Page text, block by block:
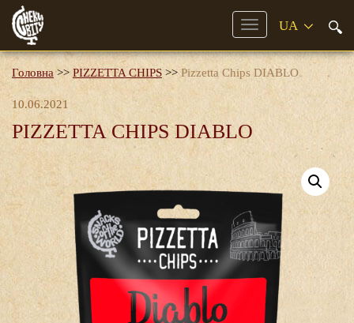
Mobile
Головна>> PIZZETTA CHIPS >>Pizzetta Chips DIABLO
10.06.2021
PIZZETTA CHIPS DIABLO